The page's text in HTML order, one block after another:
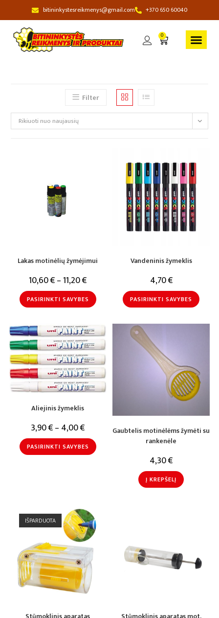
bitininkystesreikmenys@gmail.com +370 650 60040
0
Filter
Rikiuoti nuo naujausių
Lakas motinėlių žymėjimui
10,60€–11,20€
PASIRINKTI SAVYBES
Vandeninis žymeklis
4,70€
PASIRINKTI SAVYBES
Aliejinis žymeklis
3,90€– 4,00€
PASIRINKTI SAVYBES
Gaubtelis motinėlėms žymėti su
rankenėle
4,30€
Į KREPŠELĮ
IŠPARDUOTA